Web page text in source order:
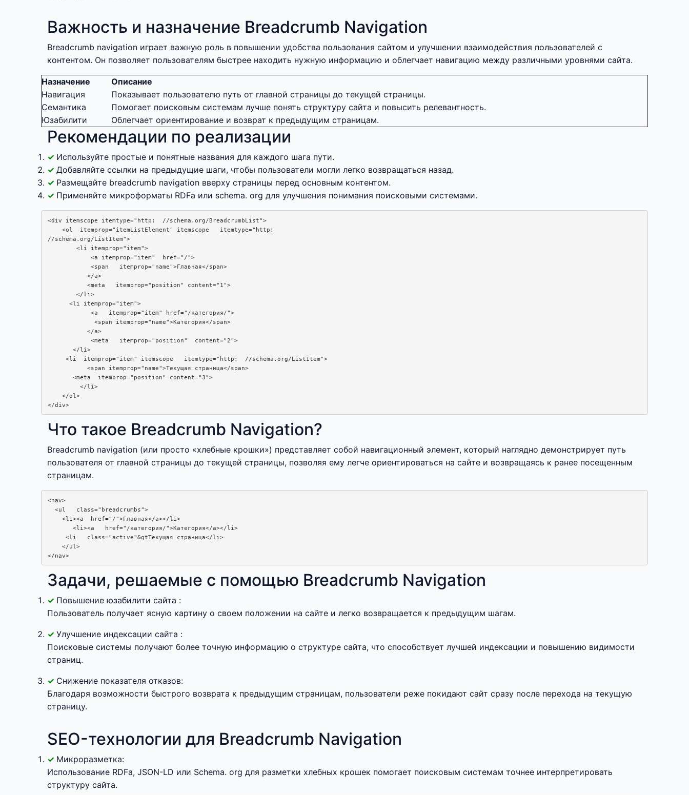
Важность и назначение Breadcrumb Navigation
Breadcrumb navigation играет важную роль в повышении удобства пользования сайтом и улучшении взаимодействия пользователей с
контентом. Он позволяет пользователям быстрее находить нужную информацию и облегчает навигацию между различными уровнями сайта.
Назначение
Описание
Навигация
Показывает пользователю путь от главной страницы до текущей страницы.
Семантика
Помогает поисковым системам лучше понять структуру сайта и повысить релевантность.
Юзабилити
Облегчает ориентирование и возврат к предыдущим страницам.
Рекомендации по реализации
Используйте простые и понятные названия для каждого шага пути.
Добавляйте ссылки на предыдущие шаги, чтобы пользователи могли легко возвращаться назад.
Размещайте breadcrumb navigation вверху страницы перед основным контентом.
Применяйте микроформаты RDFa или schema. org для улучшения понимания поисковыми системами.
<div itemscope itemtype="http:  //schema.org/BreadcrumbList">
    <ol  itemprop="itemListElement" itemscope   itemtype="http:
//schema.org/ListItem">
        <li itemprop="item">
            <a itemprop="item"  href="/">
            <span   itemprop="name">Главная</span>
           </a>
           <meta   itemprop="position" content="1">
        </li>
      <li itemprop="item">
            <a   itemprop="item" href="/категория/">
             <span itemprop="name">Категория</span>
           </a>
            <meta   itemprop="position"  content="2">
       </li>
     <li  itemprop="item" itemscope   itemtype="http:  //schema.org/ListItem">
           <span itemprop="name">Текущая страница</span>
       <meta  itemprop="position" content="3">
         </li>
    </ol>
</div>
Что такое Breadcrumb Navigation?
Breadcrumb navigation (или просто «хлебные крошки») представляет собой навигационный элемент, который наглядно демонстрирует путь
пользователя от главной страницы до текущей страницы, позволяя ему легче ориентироваться на сайте и возвращаясь к ранее посещенным
страницам.
<nav>
  <ul   class="breadcrumbs">
    <li><a  href="/">Главная</a></li>
       <li><a   href="/категория/">Категория</a></li>
     <li   class="active"&gtТекущая страница</li>
    </ul>
</nav>
Задачи, решаемые с помощью Breadcrumb Navigation
Повышение юзабилити сайта :
Пользователь получает ясную картину о своем положении на сайте и легко возвращается к предыдущим шагам.
Улучшение индексации сайта :
Поисковые системы получают более точную информацию о структуре сайта, что способствует лучшей индексации и повышению видимости
страниц.
Снижение показателя отказов:
Благодаря возможности быстрого возврата к предыдущим страницам, пользователи реже покидают сайт сразу после перехода на текущую
страницу.
SEO-технологии для Breadcrumb Navigation
Микроразметка:
Использование RDFa, JSON-LD или Schema. org для разметки хлебных крошек помогает поисковым системам точнее интерпретировать
структуру сайта.